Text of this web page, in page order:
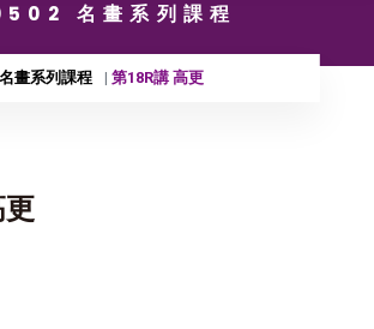
名畫系列課程
名畫系列課程 第18R講 高更